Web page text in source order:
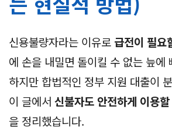
신용불량자라는 이유로 급전이 필요
에 손을 내밀면 돌이킬 수 없는 늪에
하지만 합법적인 정부 지원 대출이
이 글에서 신불자도 안전하게 이용
을 정리했습니다.